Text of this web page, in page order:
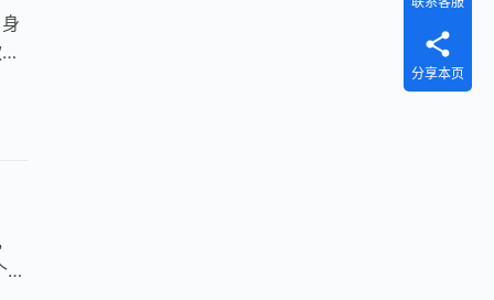
分享本页